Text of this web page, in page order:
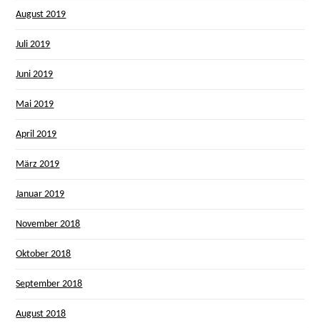
August 2019
Juli 2019
Juni 2019
Mai 2019
April 2019
März 2019
Januar 2019
November 2018
Oktober 2018
September 2018
August 2018